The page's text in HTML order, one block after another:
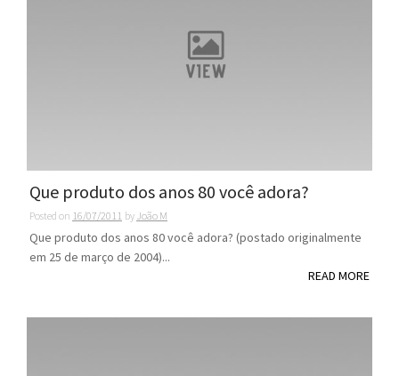
Que produto dos anos 80 você adora?
Posted on 16/07/2011 by João M
Que produto dos anos 80 você adora? (postado originalmente
em 25 de março de 2004)...
READ MORE